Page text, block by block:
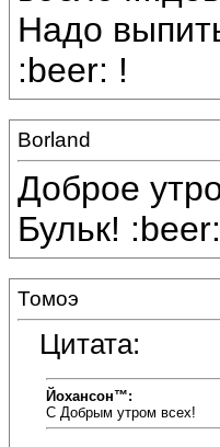
Надо
:beer: !
Borland
Доброе
Бульк!
Томоэ
Цитата:
Йохансон™:
С Добрым утром всех!